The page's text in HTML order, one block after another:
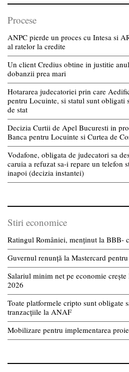
Procese
ANPC pierde un proces cu Intesa si
al ratelor la credite
Un client Credius obtine in justitie
dobanzii prea mari
Hotararea judecatoriei prin care
pentru Locuinte, si statul sunt obligati
de stat
Decizia Curtii de Apel Bucuresti in
Banca pentru Locuinte si Curtea de
Vodafone, obligata de judecatori sa
caruia a refuzat sa-i repare un telefon
inapoi (decizia instantei)
Stiri economice
Ratingul României, menținut la BBB-
Guvernul renunță la Mastercard
Salariul minim net pe economie
2026
Toate platformele cripto sunt obligate
tranzacțiile la ANAF
Mobilizare pentru implementarea